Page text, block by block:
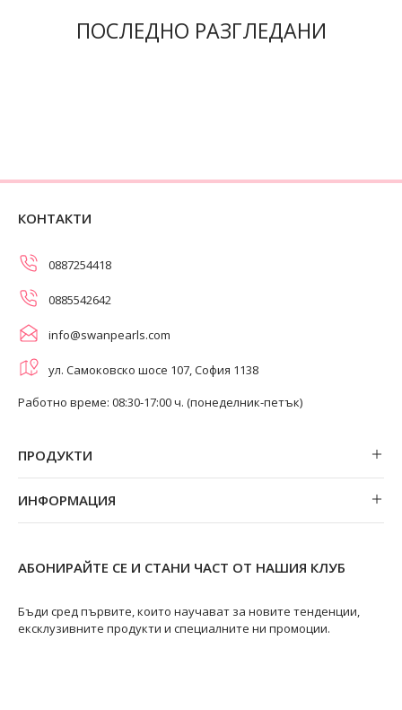
ПОСЛЕДНО РАЗГЛЕДАНИ
КОНТАКТИ
0887254418
0885542642
info@swanpearls.com
ул. Самоковско шосе 107, София 1138
Работно време: 08:30-17:00 ч. (понеделник-петък)
ПРОДУКТИ
Гривни
ИНФОРМАЦИЯ
Магазини
Ремонт на бижута
Видове перли
АБОНИРАЙТЕ СЕ И СТАНИ ЧАСТ ОТ НАШИЯ КЛУБ
Бъди сред първите, които научават за новите тенденции,
ексклузивните продукти и специалните ни промоции.